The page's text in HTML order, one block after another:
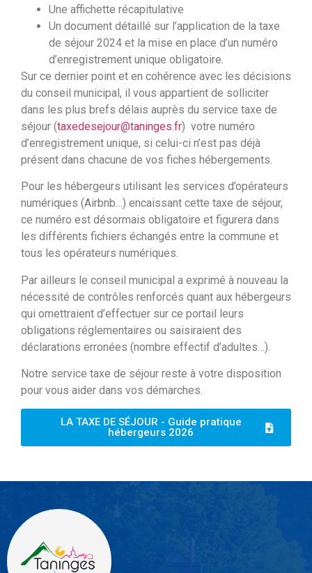
Une affichette récapitulative
Un document détaillé sur l’application de la taxe
de séjour 2024 et la mise en place d’un numéro
d’enregistrement unique obligatoire.
Sur ce dernier point et en cohérence avec les décisions
du conseil municipal, il vous appartient de solliciter
dans les plus brefs délais auprès du service taxe de
séjour (taxedesejour@taninges.fr) votre numéro
d’enregistrement unique, si celui-ci n’est pas déjà
présent dans chacune de vos fiches hébergements.
Pour les hébergeurs utilisant les services d’opérateurs
numériques (Airbnb…) encaissant cette taxe de séjour,
ce numéro est désormais obligatoire et figurera dans
les différents fichiers échangés entre la commune et
tous les opérateurs numériques.
Par ailleurs le conseil municipal a exprimé à nouveau la
nécessité de contrôles renforcés quant aux hébergeurs
qui omettraient d’effectuer sur ce portail leurs
obligations réglementaires ou saisiraient des
déclarations erronées (nombre effectif d’adultes…).
Notre service taxe de séjour reste à votre disposition
pour vous aider dans vos démarches.
LA TAXE DE SÉJOUR - Guide pratique
hébergeurs 2026